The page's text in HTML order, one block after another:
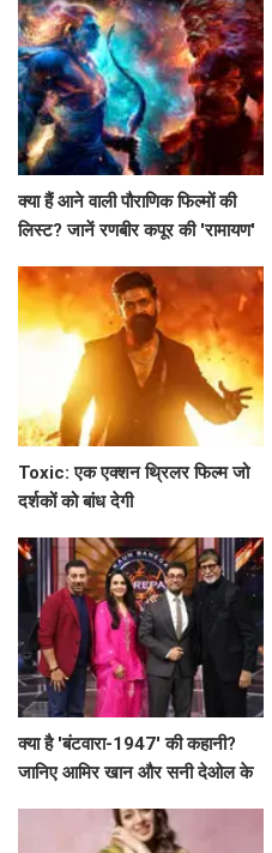
क्या हैं आने वाली पौराणिक फिल्मों की
लिस्ट? जानें रणबीर कपूर की 'रामायण'
Toxic: एक एक्शन थ्रिलर फिल्म जो
दर्शकों को बांध देगी
क्या है 'बंटवारा-1947' की कहानी?
जानिए आमिर खान और सनी देओल के